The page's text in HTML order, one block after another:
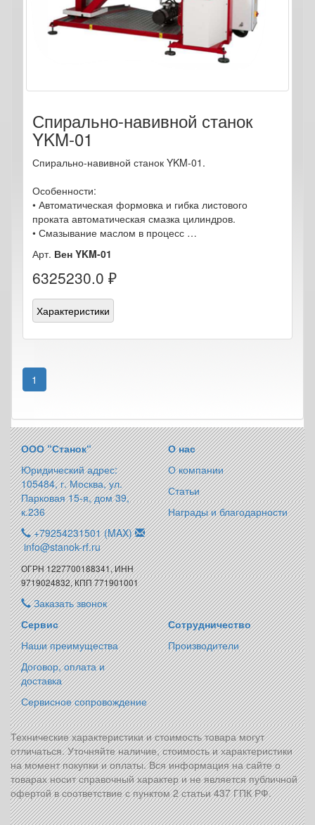
Спирально-навивной станок
YKM-01
Спирально-навивной станок YKM-01.
Особенности:
• Автоматическая формовка и гибка листового
проката автоматическая смазка цилиндров.
• Смазывание маслом в процесс …
Арт. Вен YKM-01
6325230.0 ₽
Характеристики
1
ООО “Станок“
Юридический адрес:
105484, г. Москва, ул.
Парковая 15-я, дом 39,
к.236
+79254231501 (MAX)
info@stanok-rf.ru
ОГРН 1227700188341, ИНН
9719024832, КПП 771901001
Заказать звонок
О нас
О компании
Статьи
Награды и благодарности
Сервис
Наши преимущества
Договор, оплата и
доставка
Сервисное сопровождение
Сотрудничество
Производители
Технические характеристики и стоимость товара могут
отличаться. Уточняйте наличие, стоимость и характеристики
на момент покупки и оплаты. Вся информация на сайте о
товарах носит справочный характер и не является публичной
офертой в соответствие с пунктом 2 статьи 437 ГПК РФ.